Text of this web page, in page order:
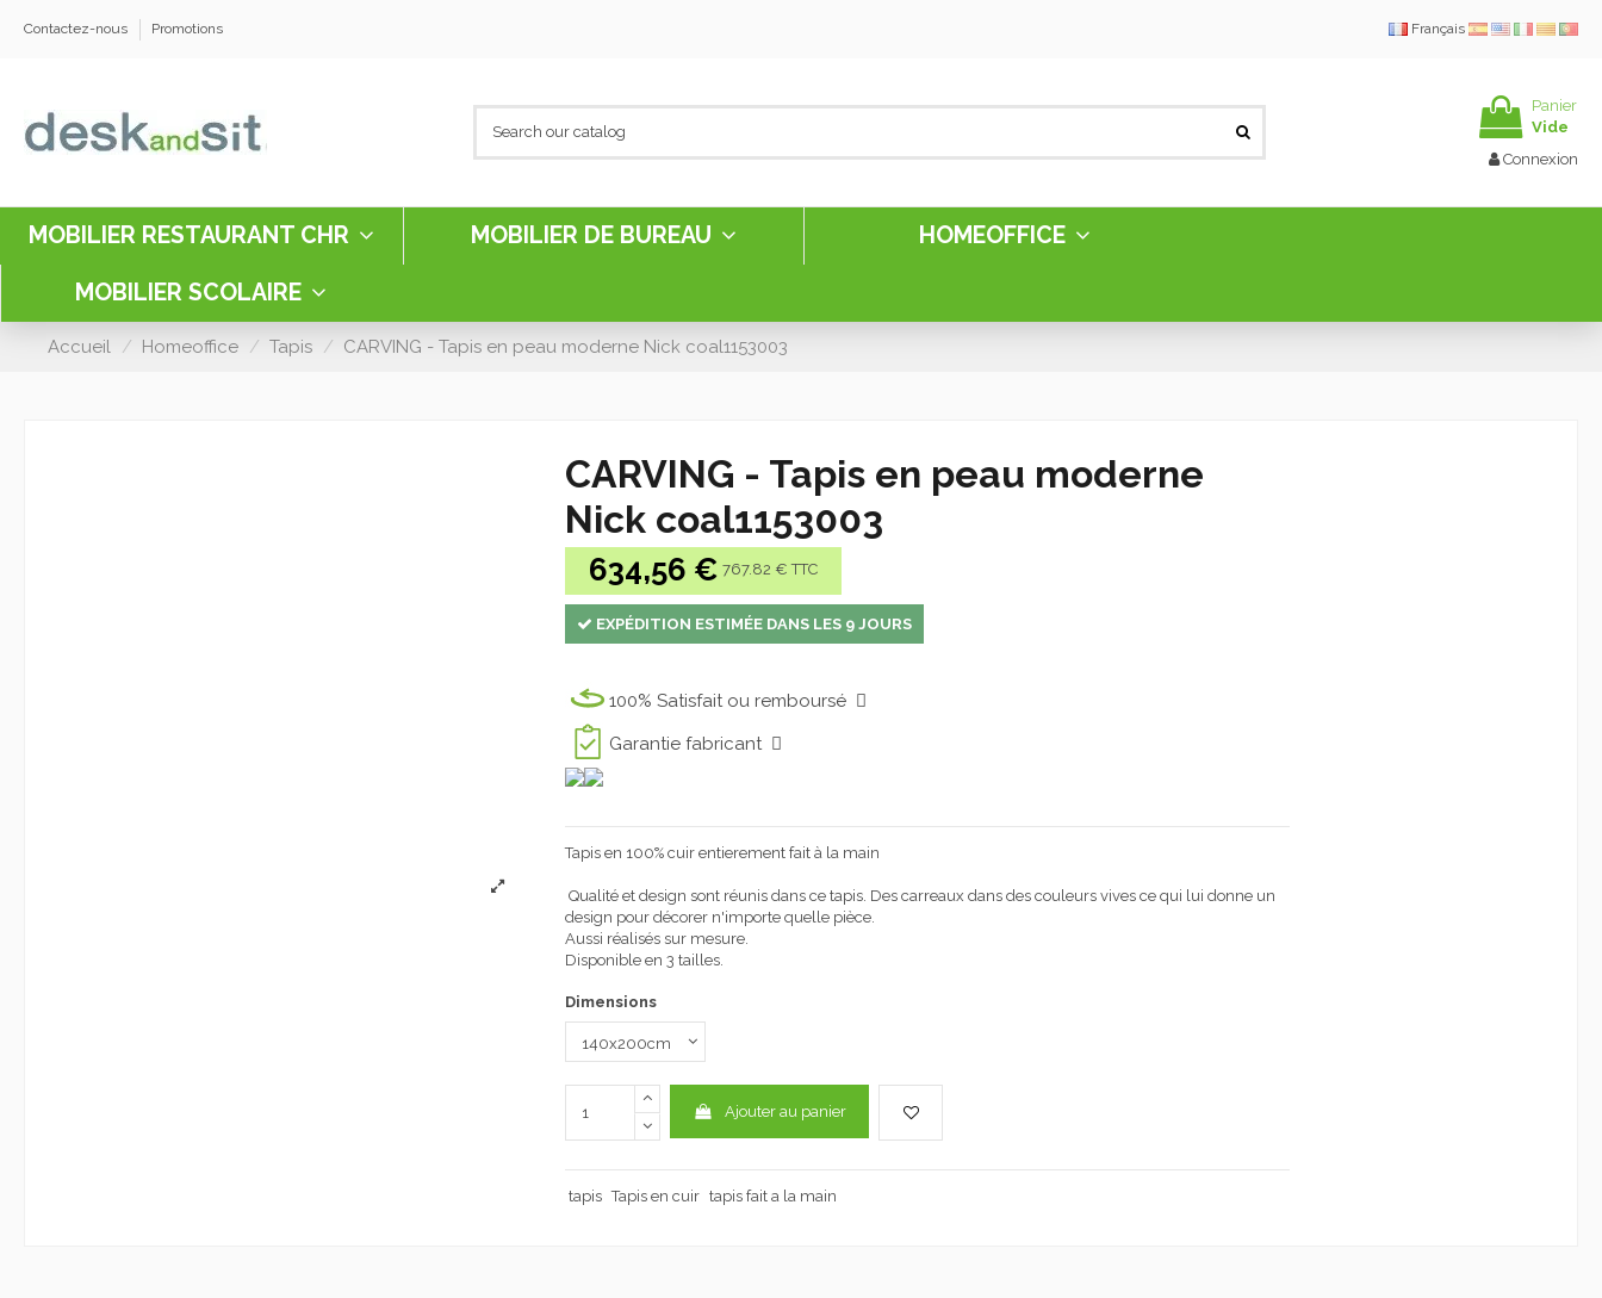
Contactez-nous Promotions Français
Panier
Vide
Connexion
MOBILIER RESTAURANT CHR MOBILIER DE BUREAU HOMEOFFICE
MOBILIER SCOLAIRE
Accueil Homeoffice Tapis CARVING - Tapis en peau moderne Nick coal1153003
CARVING - Tapis en peau moderne
Nick coal1153003
634,56 € 767.82 € TTC
EXPÉDITION ESTIMÉE DANS LES 9 JOURS
100% Satisfait ou remboursé
Garantie fabricant
Tapis en 100% cuir entierement fait à la main
Qualité et design sont réunis dans ce tapis. Des carreauxdans descouleurs vivesce qui lui donne un
design pourdécorer n'importe quelle pièce.
Aussi réalisés sur mesure.
Disponible en 3 tailles.
Dimensions
Ajouter au panier
tapis Tapis en cuir tapis fait a la main